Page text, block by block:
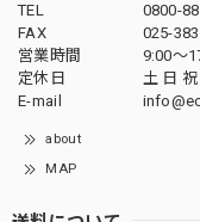
TEL
0800-
FAX
025-
営業時間
9:00～
定休日
土 日 祝
E-mail
about
MAP